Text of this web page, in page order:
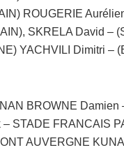
ROUGERIE
SKRELA David –
YACHVILI Dimitri –
BROWNE
STADE FRANCAIS
AUVERGNE